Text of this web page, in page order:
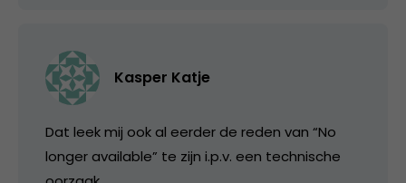
Kasper Katje
Dat leek mij ook al eerder de reden van “No
longer available” te zijn i.p.v. een technische